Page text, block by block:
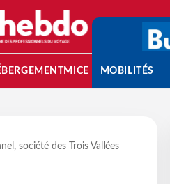
MICE MOBILITÉS
société des Trois Vallées